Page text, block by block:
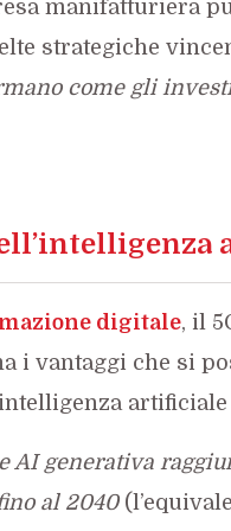
manifatturiera
strategiche
come gli
digitale, il
i vantaggi che si
AI generativa
al 2040